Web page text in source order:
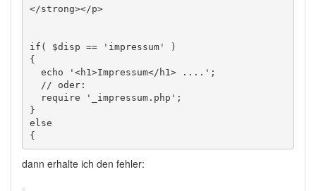
</strong></p>
if( $disp == 'impressum' )
{
}
else
dann erhalte ich den fehler: